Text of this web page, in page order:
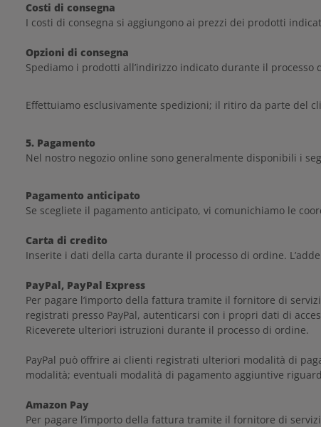
Costi di consegna
I costi di consegna si aggiungono ai prezzi dei prodotti
Opzioni di consegna
Spediamo i prodotti all’indirizzo indicato durante il processo
Effettuiamo esclusivamente spedizioni; il ritiro da parte del
5. Pagamento
Nel nostro negozio online sono generalmente disponibili i
Pagamento anticipato
Se scegliete il pagamento anticipato, vi comunichiamo le
Carta di credito
Inserite i dati della carta durante il processo di ordine.
PayPal, PayPal Express
Per pagare l’importo della fattura tramite il fornitore di servizi
registrati presso PayPal, autenticarsi con i propri dati di
Riceverete ulteriori istruzioni durante il processo di ordine.
PayPal può offrire ai clienti registrati ulteriori modalità di
modalità; eventuali modalità di pagamento aggiuntive
Amazon Pay
Per pagare l’importo della fattura tramite il fornitore di servizi